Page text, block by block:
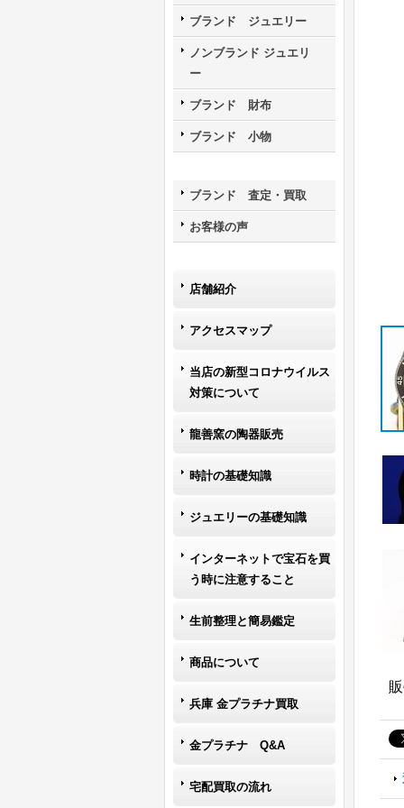
ブランド ジュエリー
ノンブランド ジュエリ
ー
ブランド 財布
ブランド 小物
ブランド 査定・買取
お客様の声
店舗紹介
アクセスマップ
当店の新型コロナウイルス
対策について
龍善窯の陶器販売
時計の基礎知識
ジュエリーの基礎知識
インターネットで宝石を買
う時に注意すること
生前整理と簡易鑑定
商品について
兵庫 金プラチナ買取
金プラチナ Q&A
宅配買取の流れ